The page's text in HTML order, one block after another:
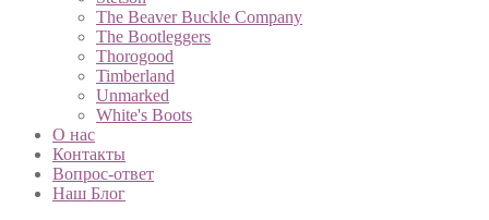
The Beaver Buckle Company
The Bootleggers
Thorogood
Timbеrlаnd
Unmarked
White's Boots
О нас
Контакты
Вопрос-ответ
Наш Блог